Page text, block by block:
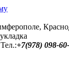
Тел.:+7(978) 098-